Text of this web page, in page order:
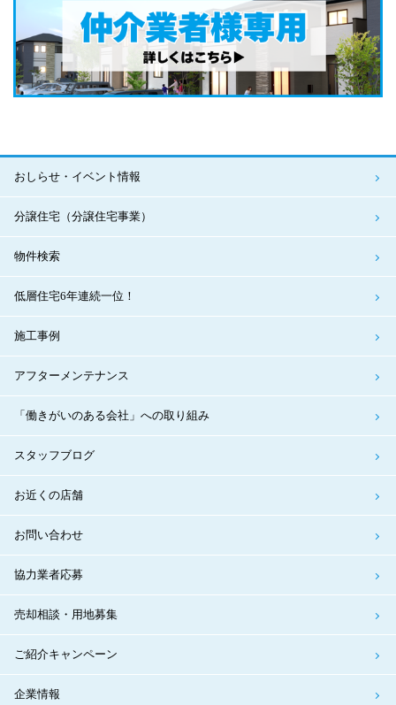
おしらせ・イベント情報
分譲住宅（分譲住宅事業）
物件検索
低層住宅6年連続一位！
施工事例
アフターメンテナンス
「働きがいのある会社」への取り組み
スタッフブログ
お近くの店舗
お問い合わせ
協力業者応募
売却相談・用地募集
ご紹介キャンペーン
企業情報